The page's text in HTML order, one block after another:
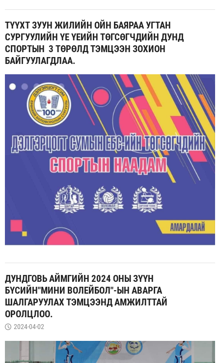
ТҮҮХТ ЗУУН ЖИЛИЙН ОЙН БАЯРАА УГТАН
СУРГУУЛИЙН ҮЕ ҮЕИЙН ТӨГСӨГЧДИЙН ДУНД
СПОРТЫН 3 ТӨРӨЛД ТЭМЦЭЭН ЗОХИОН
БАЙГУУЛАГДЛАА.
ДУНДГОВЬ АЙМГИЙН 2024 ОНЫ ЗҮҮН
БҮСИЙН"МИНИ ВОЛЕЙБОЛ"-ЫН АВАРГА
ШАЛГАРУУЛАХ ТЭМЦЭЭНД АМЖИЛТТАЙ
ОРОЛЦЛОО.
2024-04-02